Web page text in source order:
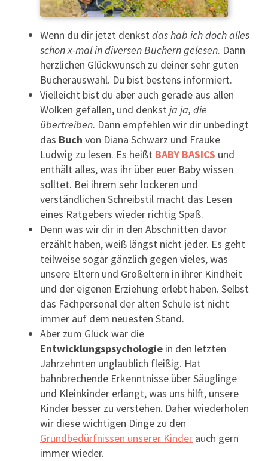
Wenn du dir jetzt denkstdas hab ich doch alles
schon x-mal in diversen Büchern gelesen. Dann
herzlichen Glückwunsch zu deiner sehr guten
Bücherauswahl. Du bist bestens informiert.
Vielleicht bist du aber auch gerade aus allen
Wolken gefallen, und denkstja ja, die
übertreiben. Dann empfehlen wir dir unbedingt
das Buch von Diana Schwarz und Frauke
Ludwig zu lesen. Es heißt BABY BASICS und
enthält alles, was ihr über euer Baby wissen
solltet. Bei ihrem sehr lockeren und
verständlichen Schreibstil macht das Lesen
eines Ratgebers wieder richtig Spaß.
Denn was wir dir in den Abschnitten davor
erzählt haben, weiß längst nicht jeder. Es geht
teilweise sogar gänzlich gegen vieles, was
unsere Eltern und Großeltern in ihrer Kindheit
und der eigenen Erziehung erlebt haben. Selbst
das Fachpersonal der alten Schule ist nicht
immer auf dem neuesten Stand.
Aber zum Glück war die
Entwicklungspsychologie in den letzten
Jahrzehnten unglaublich fleißig. Hat
bahnbrechende Erkenntnisse über Säuglinge
und Kleinkinder erlangt, was uns hilft, unsere
Kinder besser zu verstehen. Daher wiederholen
wir diese wichtigen Dinge zu den
Grundbedürfnissen unserer Kinder auch gern
immer wieder.